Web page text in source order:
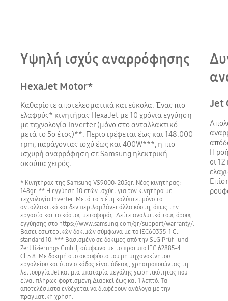
Υψηλή ισχύς αναρρόφησης
HexaJet Motor*
Καθαρίστε αποτελεσματικά και εύκολα. Ένας πιο
ελαφρύς* κινητήρας HexaJet με 10 χρόνια εγγύηση
με τεχνολογία Inverter (μόνο στο ανταλλακτικό
μετά το 5ο έτος)**. Περιστρέφεται έως και 148.000
rpm, παράγοντας ισχύ έως και 400W***, η πιο
ισχυρή αναρρόφηση σε Samsung ηλεκτρική
σκούπα χειρός.
* Κινητήρας της Samsung VS9000: 205gr. Νέος κινητήρας:
148gr. ** Η εγγύηση 10 ετών ισχύει για τον κινητήρα με
τεχνολογία Inverter. Μετά τα 5 έτη καλύπτει μόνο το
ανταλλακτικό και δεν περιλαμβάνει άλλα κόστη, όπως την
εργασία και το κόστος μεταφοράς. Δείτε αναλυτικά τους όρους
εγγύησης στο https://www.samsung.com/gr/support/warranty/.
Βάσει εσωτερικών δοκιμών σύμφωνα με το IEC60335-1 Cl.
standard 10. *** Βασισμένο σε δοκιμές από την SLG Prüf- und
Zertifizierungs GmbH, σύμφωνα με το πρότυπο IEC 62885-4
Cl.5.8. Με δοκιμή στο ακροφύσιο του μη μηχανοκίνητου
εργαλείου και όταν ο κάδος είναι άδειος, χρησιμοποιώντας τη
λειτουργία Jet και μια μπαταρία μεγάλης χωρητικότητας που
είναι πλήρως φορτισμένη.Διαρκεί έως και 1 λεπτό. Τα
αποτελέσματα ενδέχεται να διαφέρουν ανάλογα με την
πραγματική χρήση.
Jet
Η
οι